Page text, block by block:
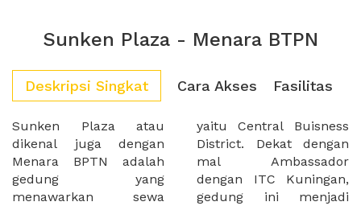
Sunken Plaza - Menara BTPN
Deskripsi Singkat Cara Akses Fasilitas
Sunken Plaza atau
dikenal juga dengan
Menara BPTN adalah
gedung yang
menawarkan sewa
yaitu Central Buisness
District. Dekat dengan
mal Ambassador
dengan ITC Kuningan,
gedung ini menjadi